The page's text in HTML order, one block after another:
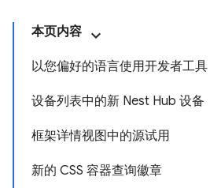
本页内容
以您偏好的语言使用开发者工具
设备列表中的新 Nest Hub 设备
框架详情视图中的源试用
新的 CSS 容器查询徽章